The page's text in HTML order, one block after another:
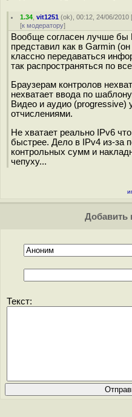
1.34 ,vit1251 (ok), 00:12, 24/06/2010
[к модератору]
Вообще согласен лучше бы
представил как в Garmin
классно передаваться
так распространяться по
Браузерам контролов
нехватает ввода по
Видео и аудио (progressive)
отчислениями.
Не хватает реально IPv6
быстрее. Дело в IPv4 из-за
контрольных сумм и
чепуху...
Добавить
Текст: